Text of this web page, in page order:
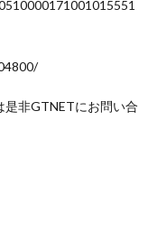
是非GTNETにお問い合